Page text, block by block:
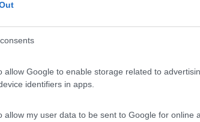
allow Google to enable storage related to
identifiers in apps.
allow my user data to be sent to Google for online
si vede anche il mare e vicino a Baratti credo